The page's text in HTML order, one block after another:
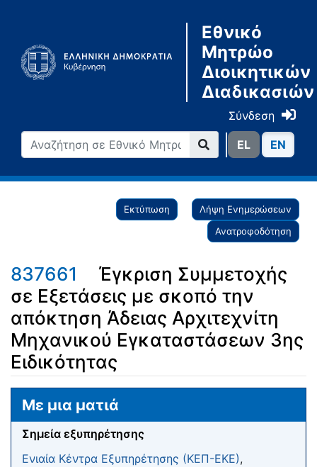
Εθνικό
Μητρώο
Διοικητικών
Διαδικασιών
Σύνδεση
ΕL ΕN
Εκτύπωση
Λήψη Ενημερώσεων
Ανατροφοδότηση
837661
Έγκριση Συμμετοχής
σε Εξετάσεις με σκοπό την
απόκτηση Άδειας Αρχιτεχνίτη
Μηχανικού Εγκαταστάσεων 3ης
Ειδικότητας
Μετάβαση σε: πλοήγηση
Με μια ματιά
Σημεία εξυπηρέτησης
Ενιαία Κέντρα Εξυπηρέτησης (ΚΕΠ-ΕΚΕ),